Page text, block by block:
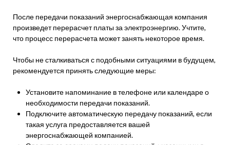
После передачи показаний энергоснабжающая компания
произведет перерасчет платы за электроэнергию. Учтите,
что процесс перерасчета может занять некоторое время.
Чтобы не сталкиваться с подобными ситуациями в будущем,
рекомендуется принять следующие меры:
Установите напоминание в телефоне или календаре о
необходимости передачи показаний.
Подключите автоматическую передачу показаний, если
такая услуга предоставляется вашей
энергоснабжающей компанией.